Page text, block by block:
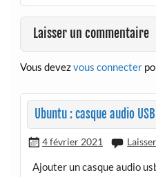
Laisser un commentaire
Vous devezvous connecter
Ubuntu : casque audio USB
4 février 2021
Ajouter un casque audio